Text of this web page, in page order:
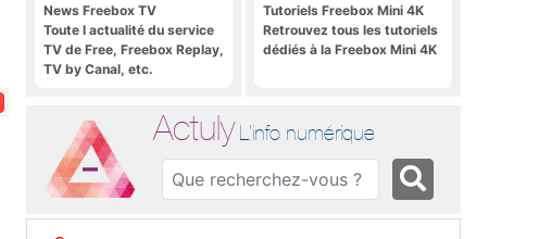
News Freebox TV
Toute l actualité du service
TV de Free, Freebox Replay,
TV by Canal, etc.
Tutoriels Freebox Mini 4K
Retrouvez tous les tutoriels
dédiés à la Freebox Mini 4K
Actuly L'info numérique